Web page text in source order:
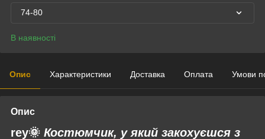
74-80
В наявності
Опис Характеристики Доставка Оплата Умови
Опис
rey🌞 Костюмчик, у який закохуєшся з